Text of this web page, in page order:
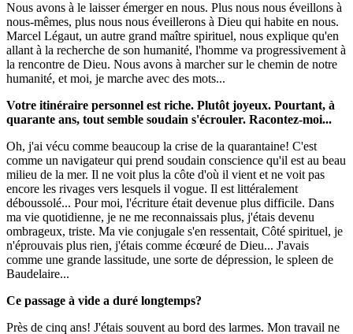
Nous avons à le laisser émerger en nous. Plus nous nous éveillons à
nous-mêmes, plus nous nous éveillerons à Dieu qui habite en nous.
Marcel Légaut, un autre grand maître spirituel, nous explique qu'en
allant à la recherche de son humanité, l'homme va progressivement à
la rencontre de Dieu. Nous avons à marcher sur le chemin de notre
humanité, et moi, je marche avec des mots...
Votre itinéraire personnel est riche. Plutôt joyeux. Pourtant, à
quarante ans, tout semble soudain s'écrouler. Racontez-moi...
Oh, j'ai vécu comme beaucoup la crise de la quarantaine! C'est
comme un navigateur qui prend soudain conscience qu'il est au beau
milieu de la mer. Il ne voit plus la côte d'où il vient et ne voit pas
encore les rivages vers lesquels il vogue. Il est littéralement
déboussolé... Pour moi, l'écriture était devenue plus difficile. Dans
ma vie quotidienne, je ne me reconnaissais plus, j'étais devenu
ombrageux, triste. Ma vie conjugale s'en ressentait, Côté spirituel, je
n'éprouvais plus rien, j'étais comme écœuré de Dieu... J'avais
comme une grande lassitude, une sorte de dépression, le spleen de
Baudelaire...
Ce passage à vide a duré longtemps?
Près de cinq ans! J'étais souvent au bord des larmes. Mon travail ne